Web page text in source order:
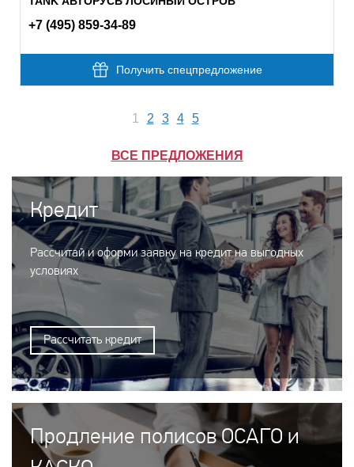
+7 (495) 859-34-89
Получить спецпредложение
1 2 3 4 5
ВСЕ ПРЕДЛОЖЕНИЯ
Кредит
Рассчитай и оформи заявку на кредит на выгодных
условиях
Рассчитать кредит
Продление полисов ОСАГО и